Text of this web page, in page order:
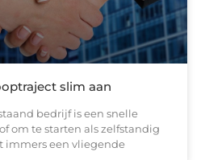
slim aan
bedrijf is een snelle
om te starten als zelfstandig
immers een vliegende